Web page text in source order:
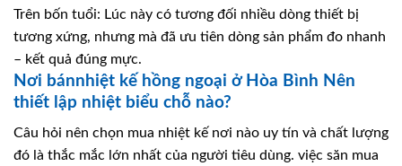
Trên bốn tuổi: Lúc này có tương đối nhiều dòng thiết bị
tương xứng, nhưng mà đã ưu tiên dòng sản phẩm đo nhanh
– kết quả đúng mực.
Nơi bánnhiệt kế hồng ngoại ở Hòa Bình Nên
thiết lập nhiệt biểu chỗ nào?
Câu hỏi nên chọn mua nhiệt kế nơi nào uy tín và chất lượng
đó là thắc mắc lớn nhất của người tiêu dùng. việc săn mua